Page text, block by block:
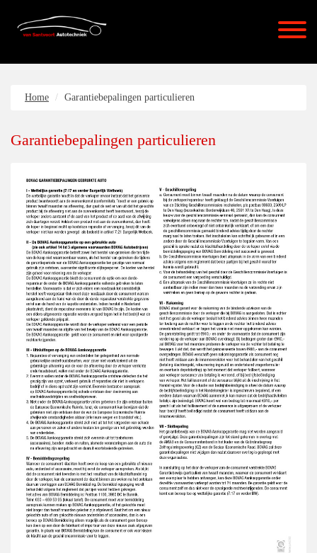
Home Garantiebepalingen particulieren
Garantiebepalingen particulieren